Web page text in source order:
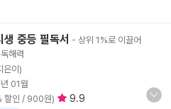
중등 필독서 - 상위 1%로 이끌어
해력
은이)
01월
할인 / 900원) 9.9